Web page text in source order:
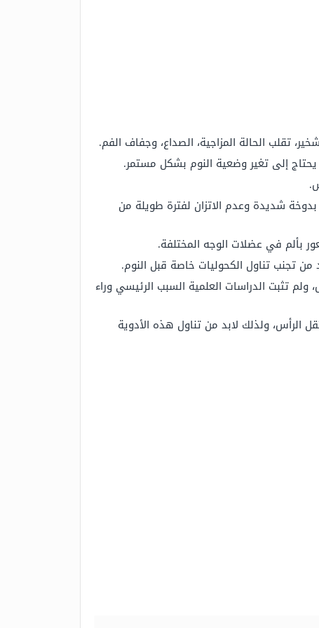
تقلب الحالة المزاجية، الصداع، وجفاف الفم.
إلى تغير وضعية النوم بشكل مستمر.
شديدة وعدم الاتزان لفترة طويلة من
بألم في عضلات الوجه المختلفة.
من تجنب تناول الكحوليات خاصة قبل النوم.
تثبت الدراسات العلمية السبب الرئيسي وراء
الرأس، ولذلك لابد من تناول هذه الأدوية